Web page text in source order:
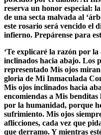
reserva un honor especial:
de una secta malvada al
este rosario será vencido el
infierno. Prepárense para
‘Te explicaré la razón por
inclinados hacia abajo. Los
representado Mis ojos
gloria de Mi Inmaculada
Mis ojos inclinados hacia
encomiendas a Mis
por la humanidad, porque
sufrimiento. Mis ojos
aflicciones, cada vez que
que derramo. Y mientras